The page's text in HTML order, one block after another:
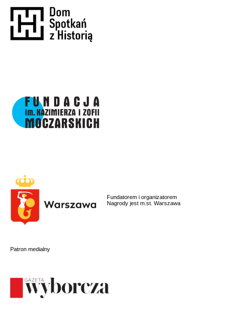
Fundatorem i organizatorem
Nagrody jest m.st. Warszawa
Patron medialny